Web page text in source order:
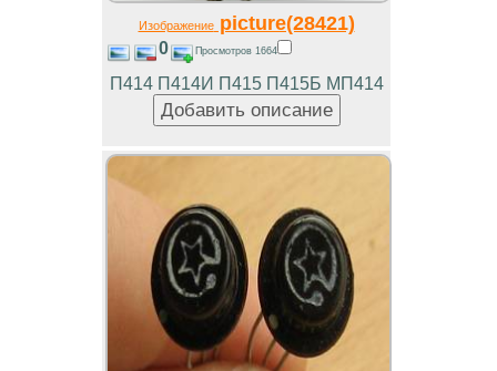
Изображениеpicture(28421)
0 Просмотров 1664
П414 П414И П415 П415Б МП414